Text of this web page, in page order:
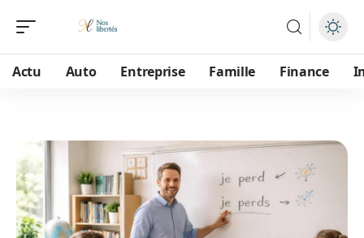
Actu Auto Entreprise Famille Finance